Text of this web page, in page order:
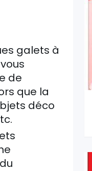
galets à
de
que la
déco